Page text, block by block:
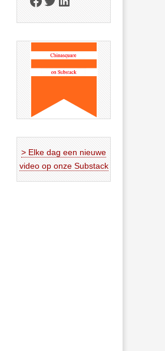
> Elke dag een nieuwe
video op onze Substack